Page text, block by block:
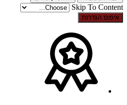
Skip To Content
איפוס הגדרות